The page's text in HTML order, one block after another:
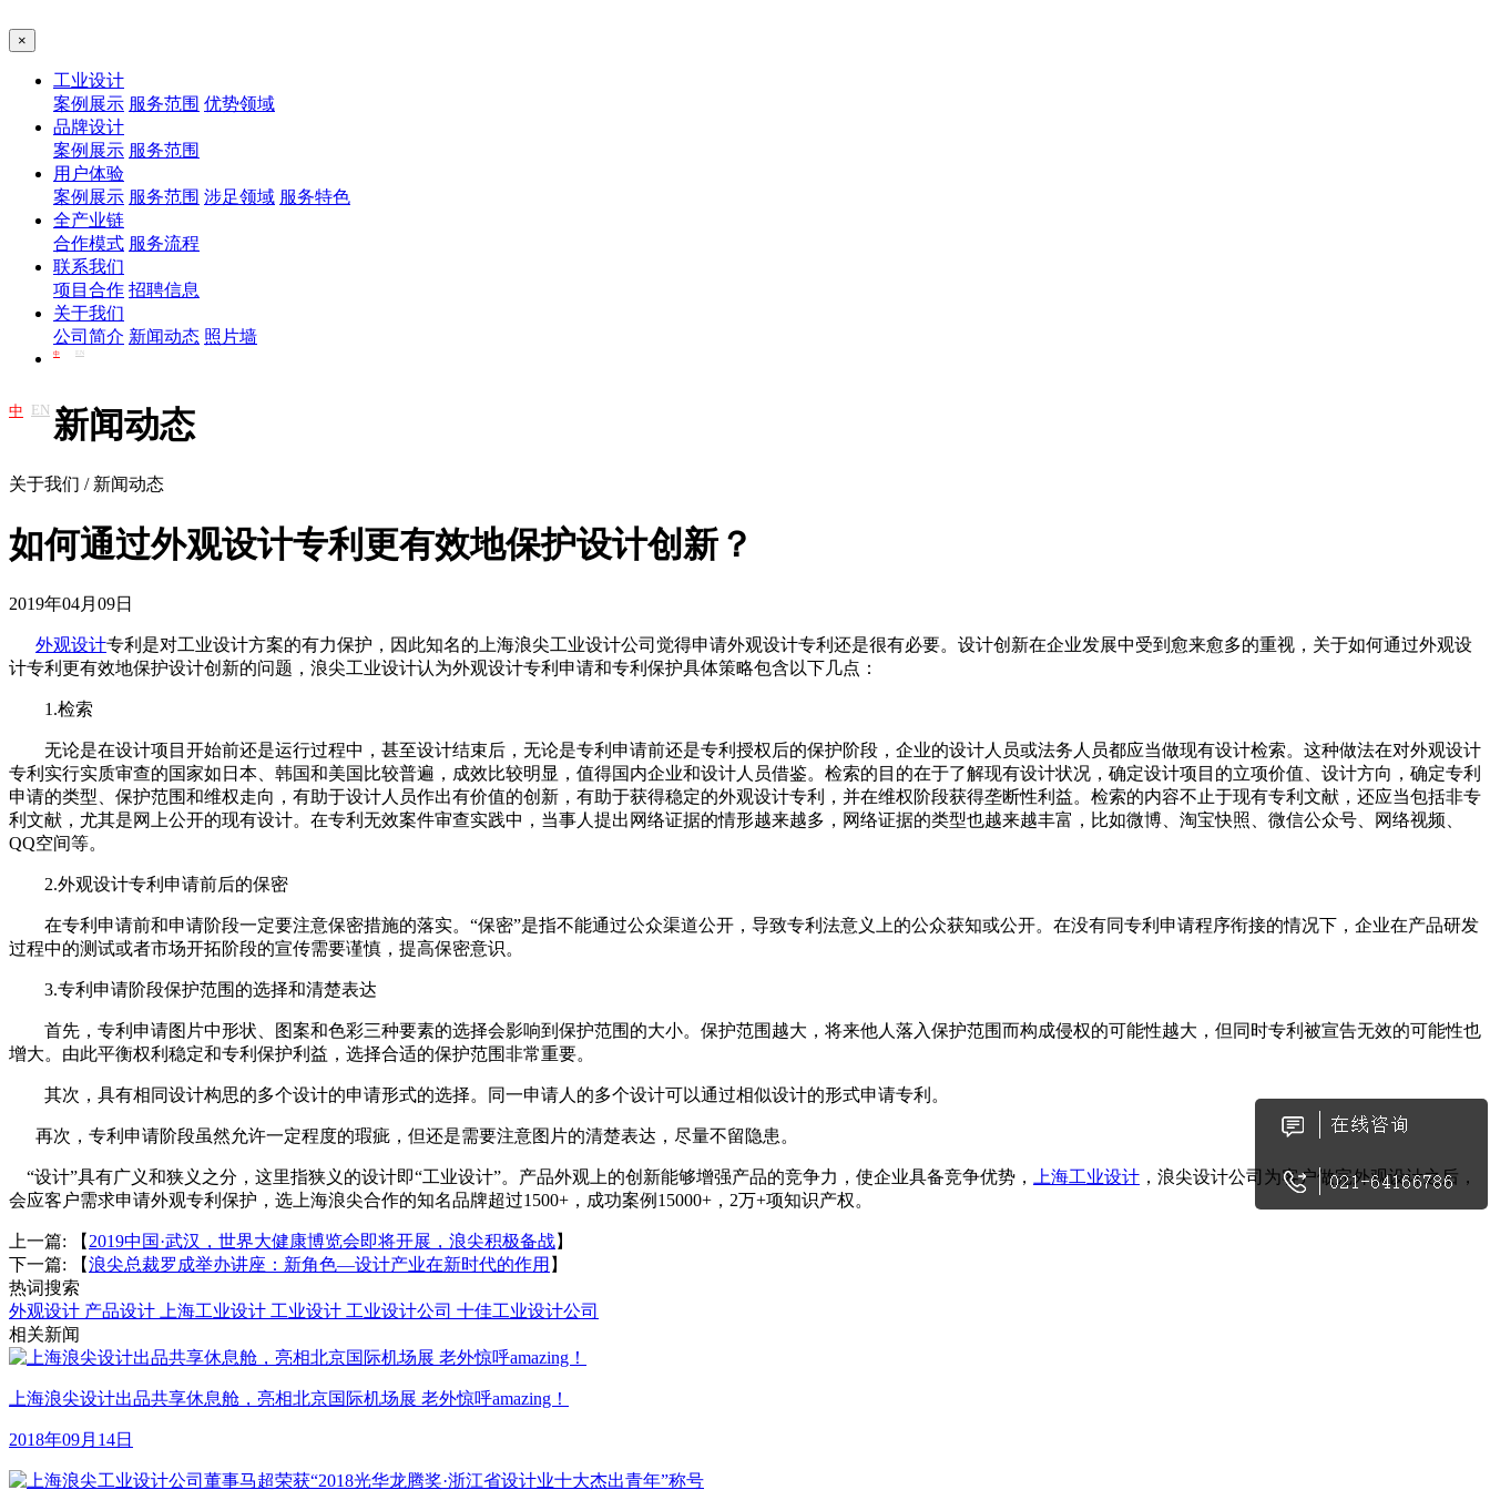
×
工业设计
案例展示 服务范围 优势领域
品牌设计
案例展示 服务范围
用户体验
案例展示 服务范围 涉足领域 服务特色
全产业链
合作模式 服务流程
联系我们
项目合作 招聘信息
关于我们
公司简介 新闻动态 照片墙
中 EN
中 EN 新闻动态
关于我们 / 新闻动态
如何通过外观设计专利更有效地保护设计创新？
2019年04月09日
外观设计专利是对工业设计方案的有力保护，因此知名的上海浪尖工业设计公司觉得申请外观设计专利还是很有必要。设计创新在企业发展中受到愈来愈多的重视，关于如何通过外观设
计专利更有效地保护设计创新的问题，浪尖工业设计认为外观设计专利申请和专利保护具体策略包含以下几点：
1.检索
无论是在设计项目开始前还是运行过程中，甚至设计结束后，无论是专利申请前还是专利授权后的保护阶段，企业的设计人员或法务人员都应当做现有设计检索。这种做法在对外观设计
专利实行实质审查的国家如日本、韩国和美国比较普遍，成效比较明显，值得国内企业和设计人员借鉴。检索的目的在于了解现有设计状况，确定设计项目的立项价值、设计方向，确定专利
申请的类型、保护范围和维权走向，有助于设计人员作出有价值的创新，有助于获得稳定的外观设计专利，并在维权阶段获得垄断性利益。检索的内容不止于现有专利文献，还应当包括非专
利文献，尤其是网上公开的现有设计。在专利无效案件审查实践中，当事人提出网络证据的情形越来越多，网络证据的类型也越来越丰富，比如微博、淘宝快照、微信公众号、网络视频、
QQ空间等。
2.外观设计专利申请前后的保密
在专利申请前和申请阶段一定要注意保密措施的落实。“保密”是指不能通过公众渠道公开，导致专利法意义上的公众获知或公开。在没有同专利申请程序衔接的情况下，企业在产品研发
过程中的测试或者市场开拓阶段的宣传需要谨慎，提高保密意识。
3.专利申请阶段保护范围的选择和清楚表达
首先，专利申请图片中形状、图案和色彩三种要素的选择会影响到保护范围的大小。保护范围越大，将来他人落入保护范围而构成侵权的可能性越大，但同时专利被宣告无效的可能性也
增大。由此平衡权利稳定和专利保护利益，选择合适的保护范围非常重要。
其次，具有相同设计构思的多个设计的申请形式的选择。同一申请人的多个设计可以通过相似设计的形式申请专利。
再次，专利申请阶段虽然允许一定程度的瑕疵，但还是需要注意图片的清楚表达，尽量不留隐患。
“设计”具有广义和狭义之分，这里指狭义的设计即“工业设计”。产品外观上的创新能够增强产品的竞争力，使企业具备竞争优势， 上海工业设计 ，浪尖设计公司为客户做完外观设计之后，
会应客户需求申请外观专利保护，选上海浪尖合作的知名品牌超过1500+，成功案例15000+，2万+项知识产权。
上一篇: 【 2019中国·武汉，世界大健康博览会即将开展，浪尖积极备战】
下一篇: 【浪尖总裁罗成举办讲座：新角色—设计产业在新时代的作用 】
热词搜索
外观设计 产品设计 上海工业设计 工业设计 工业设计公司 十佳工业设计公司
相关新闻
上海浪尖设计出品共享休息舱，亮相北京国际机场展 老外惊呼amazing！
2018年09月14日